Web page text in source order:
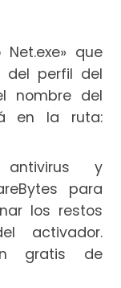
Net.exe» que
del perfil del
nombre del
en la ruta:
y
para
los restos
activador.
gratis de